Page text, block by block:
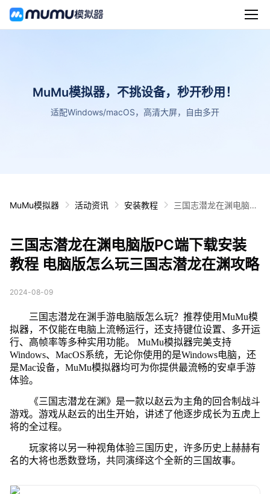
MuMu模拟器，不挑设备，秒开秒用！
适配Windows/macOS，高清大屏，自由多开
MuMu模拟器 活动资讯 安装教程
三国志潜龙在渊电脑版
在渊攻略
三国志潜龙在渊电脑版PC端下载安装
教程 电脑版怎么玩三国志潜龙在渊攻略
2024-08-09
三国志潜龙在渊手游电脑版怎么玩？推荐使用MuMu模
拟器，不仅能在电脑上流畅运行，还支持键位设置、多开运
行、高帧率等多种实用功能。 MuMu模拟器完美支持
Windows、MacOS系统，无论你使用的是Windows电脑，还
是Mac设备，MuMu模拟器均可为你提供最流畅的安卓手游
体验。
《三国志潜龙在渊》是一款以赵云为主角的回合制战斗
游戏。游戏从赵云的出生开始，讲述了他逐步成长为五虎上
将的全过程。
玩家将以另一种视角体验三国历史，许多历史上赫赫有
名的大将也悉数登场，共同演绎这个全新的三国故事。